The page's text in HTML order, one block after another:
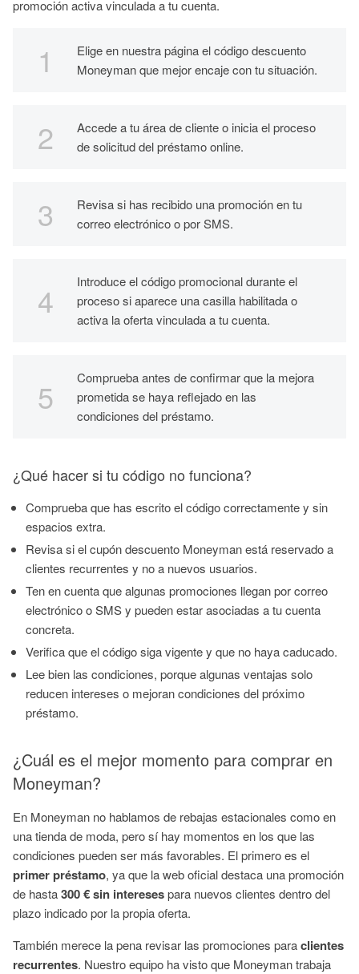
promoción activa vinculada a tu cuenta.
Elige en nuestra página el código descuento
Moneyman que mejor encaje con tu situación.
Accede a tu área de cliente o inicia el proceso
de solicitud del préstamo online.
Revisa si has recibido una promoción en tu
correo electrónico o por SMS.
Introduce el código promocional durante el
proceso si aparece una casilla habilitada o
activa la oferta vinculada a tu cuenta.
Comprueba antes de confirmar que la mejora
prometida se haya reflejado en las
condiciones del préstamo.
¿Qué hacer si tu código no funciona?
Comprueba que has escrito el código correctamente y sin
espacios extra.
Revisa si el cupón descuento Moneyman está reservado a
clientes recurrentes y no a nuevos usuarios.
Ten en cuenta que algunas promociones llegan por correo
electrónico o SMS y pueden estar asociadas a tu cuenta
concreta.
Verifica que el código siga vigente y que no haya caducado.
Lee bien las condiciones, porque algunas ventajas solo
reducen intereses o mejoran condiciones del próximo
préstamo.
¿Cuál es el mejor momento para comprar en
Moneyman?
En Moneyman no hablamos de rebajas estacionales como en
una tienda de moda, pero sí hay momentos en los que las
condiciones pueden ser más favorables. El primero es el
primer préstamo, ya que la web oficial destaca una promoción
de hasta300 € sin interesespara nuevos clientes dentro del
plazo indicado por la propia oferta.
También merece la pena revisar las promociones paraclientes
recurrentes. Nuestro equipo ha visto que Moneyman trabaja